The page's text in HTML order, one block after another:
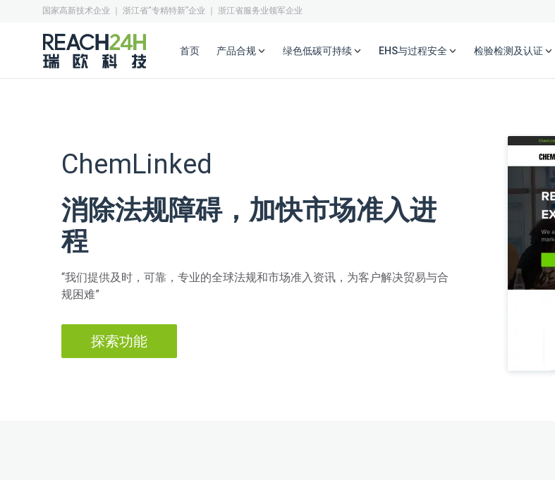
国家高新技术企业 ｜ 浙江省“专精特新”企业 ｜ 浙江省服务业领军企业
首页 产品合规 绿色低碳可持续 EHS与过程安全 检验检测及认证
ChemLinked
消除法规障碍，加快市场准入进
程
“我们提供及时，可靠，专业的全球法规和市场准入资讯，为客户解决贸易与合
规困难”
探索功能